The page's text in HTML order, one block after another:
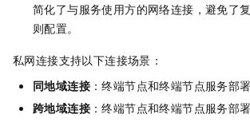
简化了与服务使用方的网络连接，避免了
则配置。
私网连接支持以下连接场景：
同地域连接 ：终端节点和终端节点服务部
跨地域连接 ：终端节点和终端节点服务部